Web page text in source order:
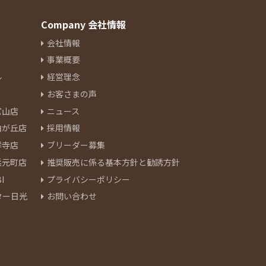
店
丘店
店
町店
日光
Company 会社情報
会社情報
事業概要
経営理念
お客さまの声
ニュース
採用情報
ブリーダー募集
推奨販売に係る基本方針と勧誘方針
プライバシーポリシー
お問い合わせ